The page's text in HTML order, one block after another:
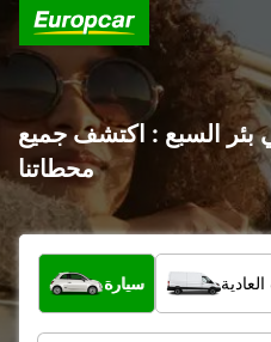
بئر السبع : اكتشف جميع
محطاتنا
ما نوع المركبة؟
سيارة